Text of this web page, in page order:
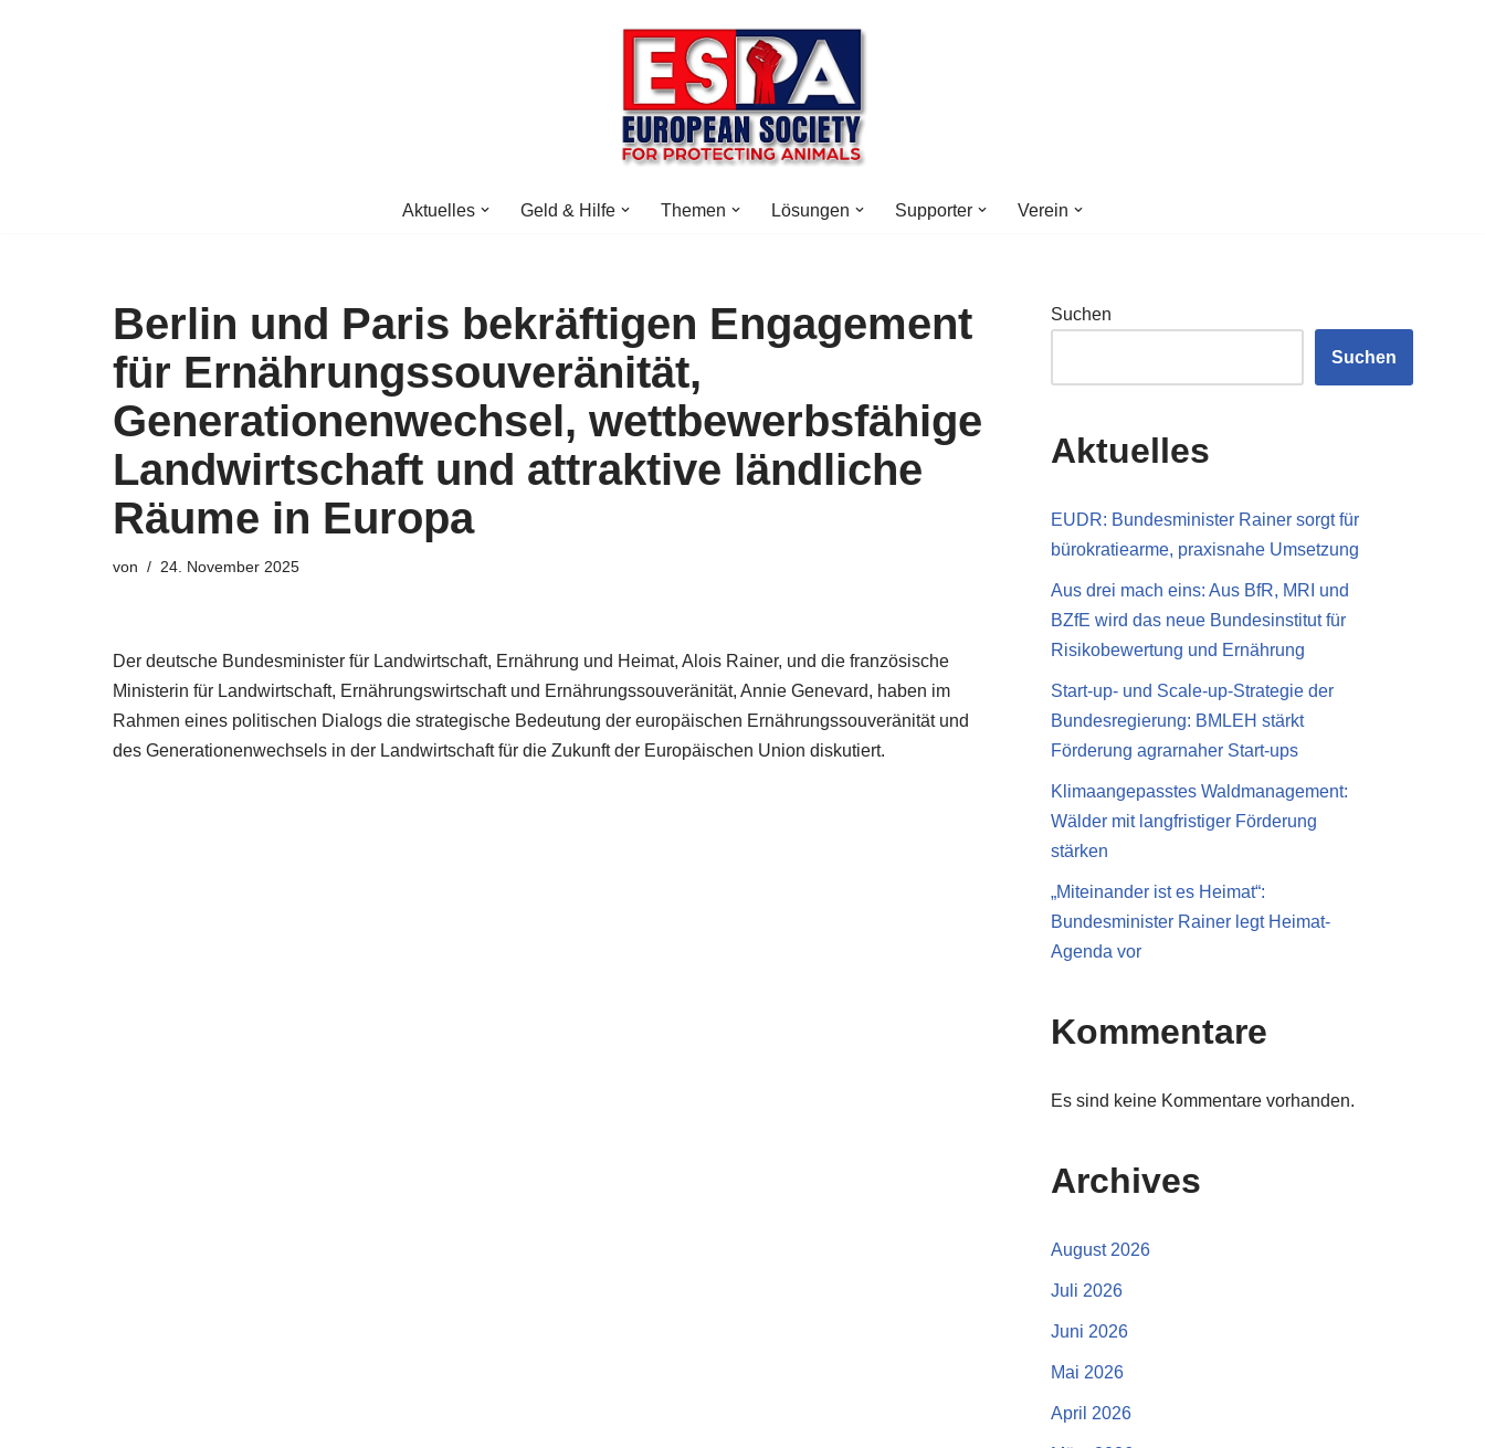
Aktuelles Geld & Hilfe Themen Lösungen Supporter Verein
Berlin und Paris bekräftigen Engagement
für Ernährungssouveränität,
Generationenwechsel, wettbewerbsfähige
Landwirtschaft und attraktive ländliche
Räume in Europa
von 24. November 2025
Der deutsche Bundesminister für Landwirtschaft, Ernährung und Heimat, Alois Rainer, und die französische
Ministerin für Landwirtschaft, Ernährungswirtschaft und Ernährungssouveränität, Annie Genevard, haben im
Rahmen eines politischen Dialogs die strategische Bedeutung der europäischen Ernährungssouveränität und
des Generationenwechsels in der Landwirtschaft für die Zukunft der Europäischen Union diskutiert.
Suchen
Suchen
Aktuelles
EUDR: Bundesminister Rainer sorgt für
bürokratiearme, praxisnahe Umsetzung
Aus drei mach eins: Aus BfR, MRI und
BZfE wird das neue Bundesinstitut für
Risikobewertung und Ernährung
Start-up- und Scale-up-Strategie der
Bundesregierung: BMLEH stärkt
Förderung agrarnaher Start-ups
Klimaangepasstes Waldmanagement:
Wälder mit langfristiger Förderung
stärken
„Miteinander ist es Heimat“:
Bundesminister Rainer legt Heimat-
Agenda vor
Kommentare
Es sind keine Kommentare vorhanden.
Archives
August 2026
Juli 2026
Juni 2026
Mai 2026
April 2026